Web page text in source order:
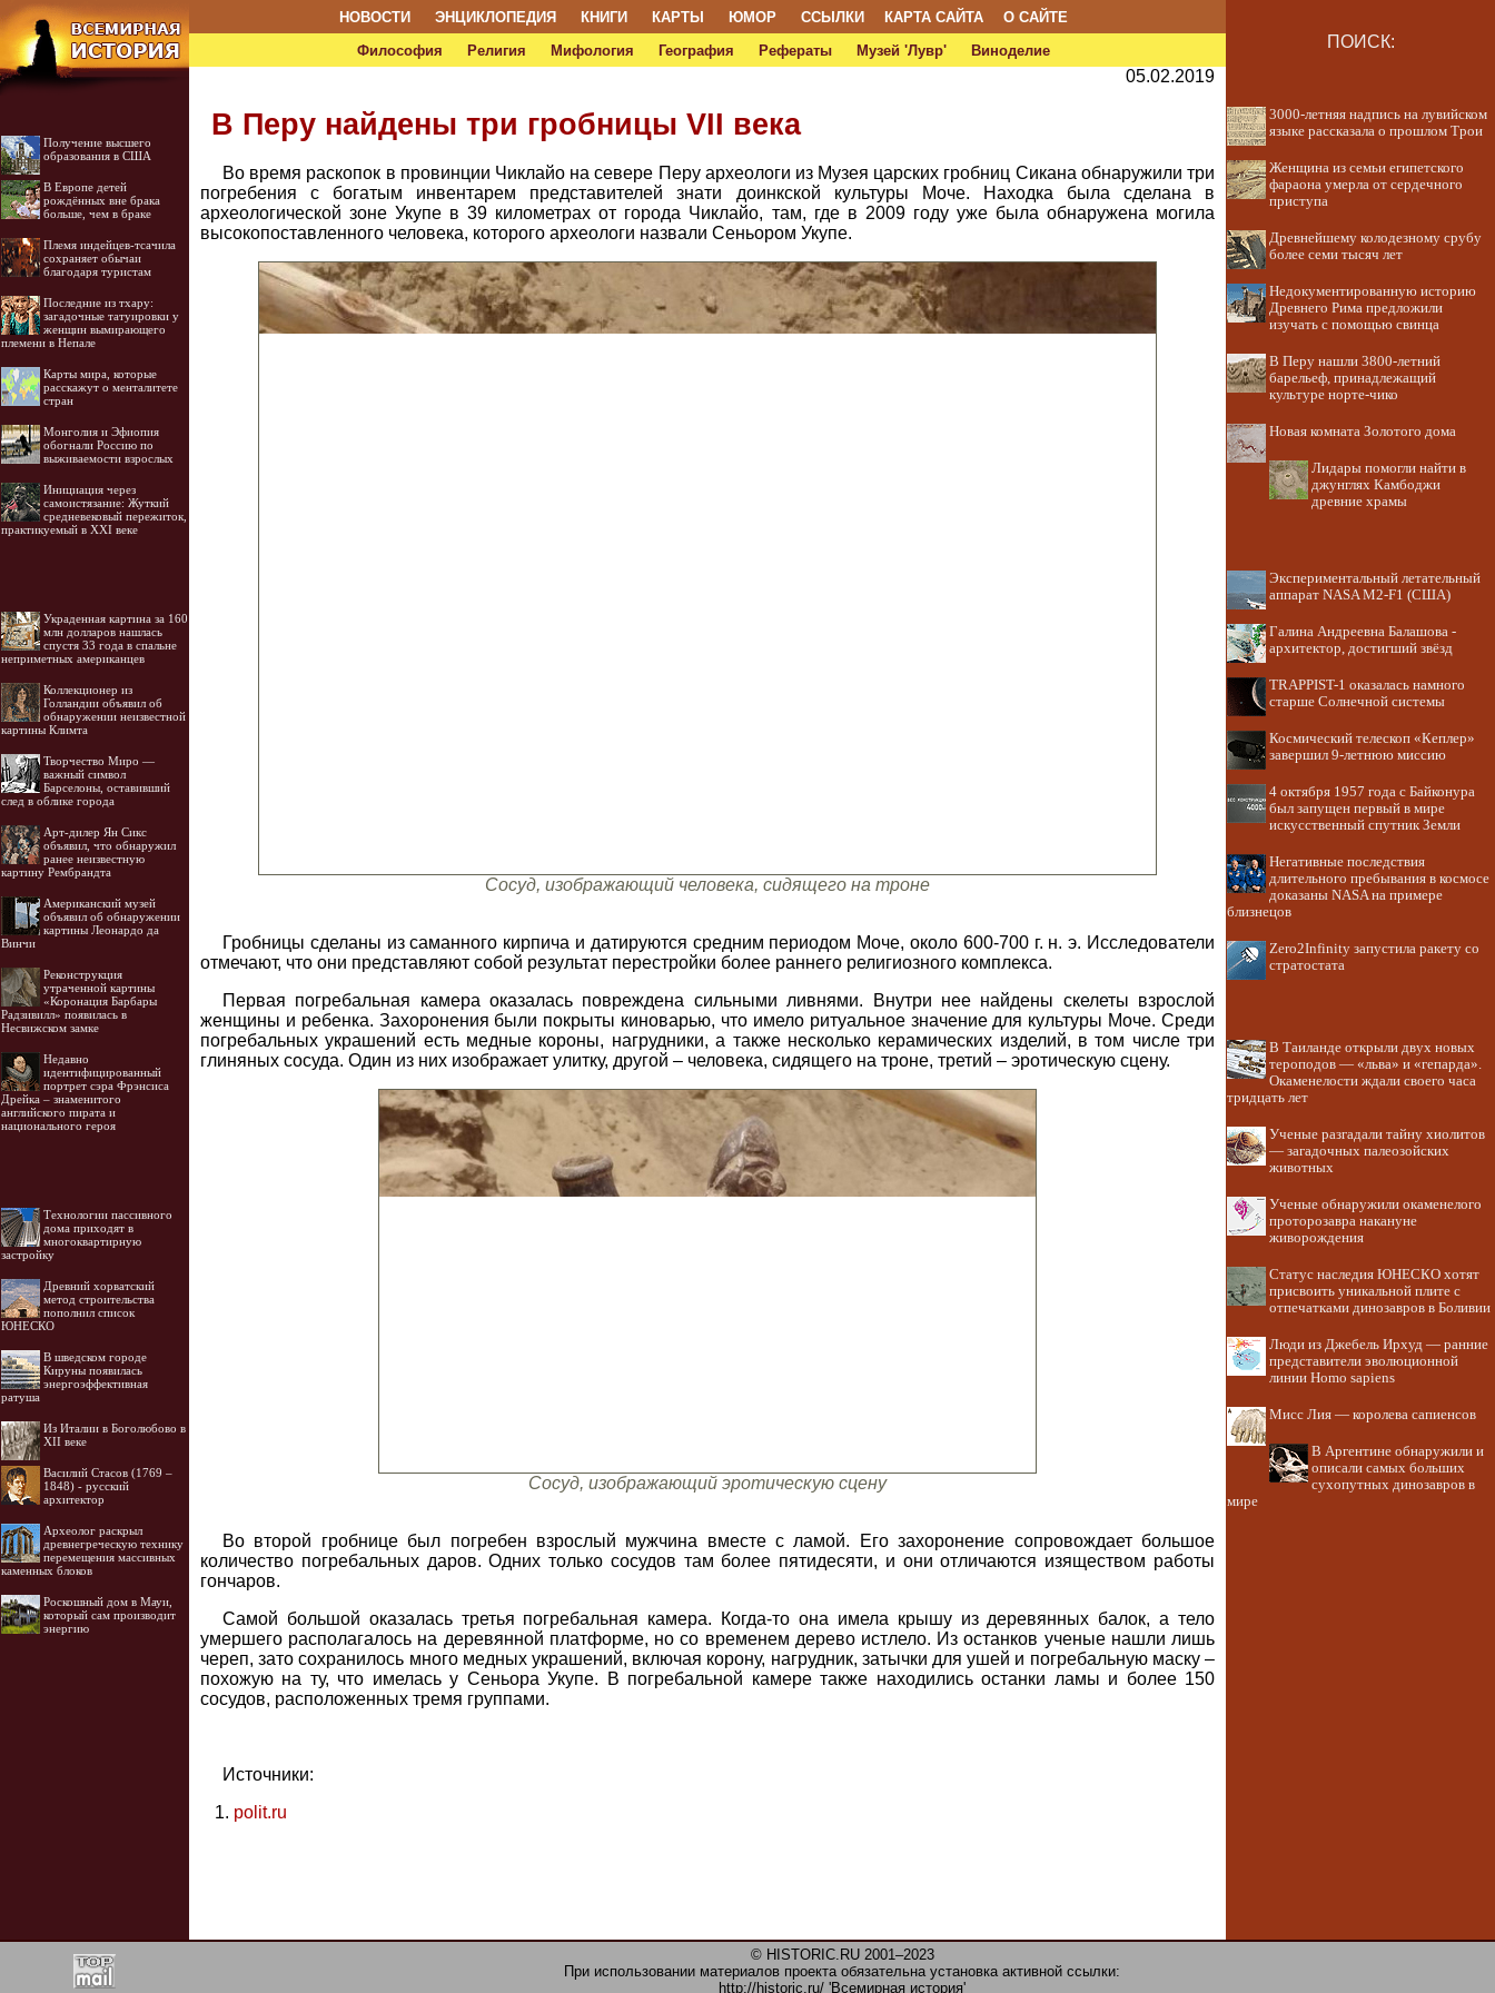
НОВОСТИ ЭНЦИКЛОПЕДИЯ КНИГИ КАРТЫ ЮМОР ССЫЛКИ КАРТА САЙТА
О САЙТЕ
Философия
Религия Мифология География Рефераты Музей 'Лувр' Виноделие ПОИСК:
Получение высшего
образования в США
В Европе детей
рождённых вне брака
больше, чем в браке
Племя индейцев-тсачила
сохраняет обычаи
благодаря туристам
Последние из тхару:
загадочные татуировки у
женщин вымирающего
племени в Непале
Карты мира, которые
расскажут о менталитете
стран
Монголия и Эфиопия
обогнали Россию по
выживаемости взрослых
Инициация через
самоистязание: Жуткий
средневековый пережиток,
практикуемый в XXI веке
Украденная картина за 160
млн долларов нашлась
спустя 33 года в спальне
неприметных американцев
Коллекционер из
Голландии объявил об
обнаружении неизвестной
картины Климта
Творчество Миро —
важный символ
Барселоны, оставивший
след в облике города
Арт-дилер Ян Сикс
объявил, что обнаружил
ранее неизвестную
картину Рембрандта
Американский музей
объявил об обнаружении
картины Леонардо да
Винчи
Реконструкция
утраченной картины
«Коронация Барбары
Радзивилл» появилась в
Несвижском замке
Недавно
идентифицированный
портрет сэра Фрэнсиса
Дрейка – знаменитого
английского пирата и
национального героя
Технологии пассивного
дома приходят в
многоквартирную
застройку
Древний хорватский
метод строительства
пополнил список
ЮНЕСКО
В шведском городе
Кируны появилась
энергоэффективная
ратуша
Из Италии в Боголюбово в
XII веке
Василий Стасов (1769 –
1848) - русский
архитектор
Археолог раскрыл
древнегреческую технику
перемещения массивных
каменных блоков
Роскошный дом в Мауи,
который сам производит
энергию
05.02.2019
В Перу найдены три гробницы VII века
Во время раскопок в провинции Чиклайо на севере Перу археологи из Музея царских гробниц Сикана обнаружили три
погребения с богатым инвентарем представителей знати доинкской культуры Моче. Находка была сделана в
археологической зоне Укупе в 39 километрах от города Чиклайо, там, где в 2009 году уже была обнаружена могила
высокопоставленного человека, которого археологи назвали Сеньором Укупе.
Сосуд, изображающий человека, сидящего на троне
Гробницы сделаны из саманного кирпича и датируются средним периодом Моче, около 600-700 г. н. э. Исследователи
отмечают, что они представляют собой результат перестройки более раннего религиозного комплекса.
Первая погребальная камера оказалась повреждена сильными ливнями. Внутри нее найдены скелеты взрослой
женщины и ребенка. Захоронения были покрыты киноварью, что имело ритуальное значение для культуры Моче. Среди
погребальных украшений есть медные короны, нагрудники, а также несколько керамических изделий, в том числе три
глиняных сосуда. Один из них изображает улитку, другой – человека, сидящего на троне, третий – эротическую сцену.
Сосуд, изображающий эротическую сцену
Во второй гробнице был погребен взрослый мужчина вместе с ламой. Его захоронение сопровождает большое
количество погребальных даров. Одних только сосудов там более пятидесяти, и они отличаются изяществом работы
гончаров.
Самой большой оказалась третья погребальная камера. Когда-то она имела крышу из деревянных балок, а тело
умершего располагалось на деревянной платформе, но со временем дерево истлело. Из останков ученые нашли лишь
череп, зато сохранилось много медных украшений, включая корону, нагрудник, затычки для ушей и погребальную маску –
похожую на ту, что имелась у Сеньора Укупе. В погребальной камере также находились останки ламы и более 150
сосудов, расположенных тремя группами.
Источники:
polit.ru
3000-летняя надпись на лувийском
языке рассказала о прошлом Трои
Женщина из семьи египетского
фараона умерла от сердечного
приступа
Древнейшему колодезному срубу
более семи тысяч лет
Недокументированную историю
Древнего Рима предложили
изучать с помощью свинца
В Перу нашли 3800-летний
барельеф, принадлежащий
культуре норте-чико
Новая комната Золотого дома
Лидары помогли найти в
джунглях Камбоджи
древние храмы
Экспериментальный летательный
аппарат NASA M2-F1 (США)
Галина Андреевна Балашова -
архитектор, достигший звёзд
TRAPPIST-1 оказалась намного
старше Солнечной системы
Космический телескоп «Кеплер»
завершил 9-летнюю миссию
4 октября 1957 года с Байконура
был запущен первый в мире
искусственный спутник Земли
Негативные последствия
длительного пребывания в космосе
доказаны NASA на примере
близнецов
Zero2Infinity запустила ракету со
стратостата
В Таиланде открыли двух новых
тероподов — «льва» и «гепарда».
Окаменелости ждали своего часа
тридцать лет
Ученые разгадали тайну хиолитов
— загадочных палеозойских
животных
Ученые обнаружили окаменелого
проторозавра накануне
живорождения
Статус наследия ЮНЕСКО хотят
присвоить уникальной плите с
отпечатками динозавров в Боливии
Люди из Джебель Ирхуд — ранние
представители эволюционной
линии Homo sapiens
Мисс Лия — королева сапиенсов
В Аргентине обнаружили и
описали самых больших
сухопутных динозавров в
мире
© HISTORIC.RU 2001–2023
При использовании материалов проекта обязательна установка активной ссылки:
http://historic.ru/ 'Всемирная история'